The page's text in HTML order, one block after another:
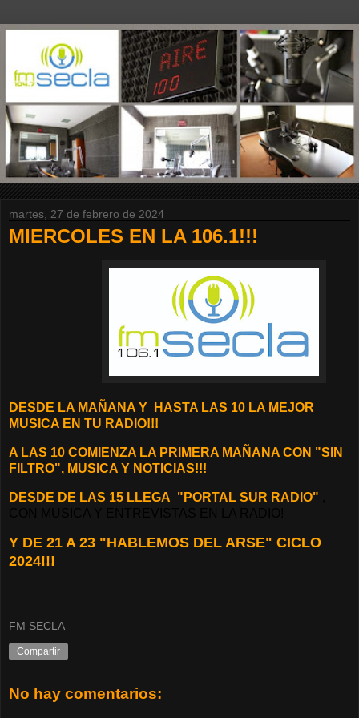
martes, 27 de febrero de 2024
MIERCOLES EN LA 106.1!!!
D ESDE LA MAÑANA Y
HASTA LAS 10 LA MEJOR
MUSICA EN TU RADIO!!!
A LAS 10 COMIENZA LA PRIMERA MAÑANA CON "SIN
FILTRO", MUSICA Y NOTICIAS!!!
DESDE DE LAS 15 LLEGA "PORTAL SUR RADIO"
Y DE 21 A 23 "HABLEMOS DEL ARSE" CICLO
2024!!!
FM SECLA
Compartir
No hay comentarios: